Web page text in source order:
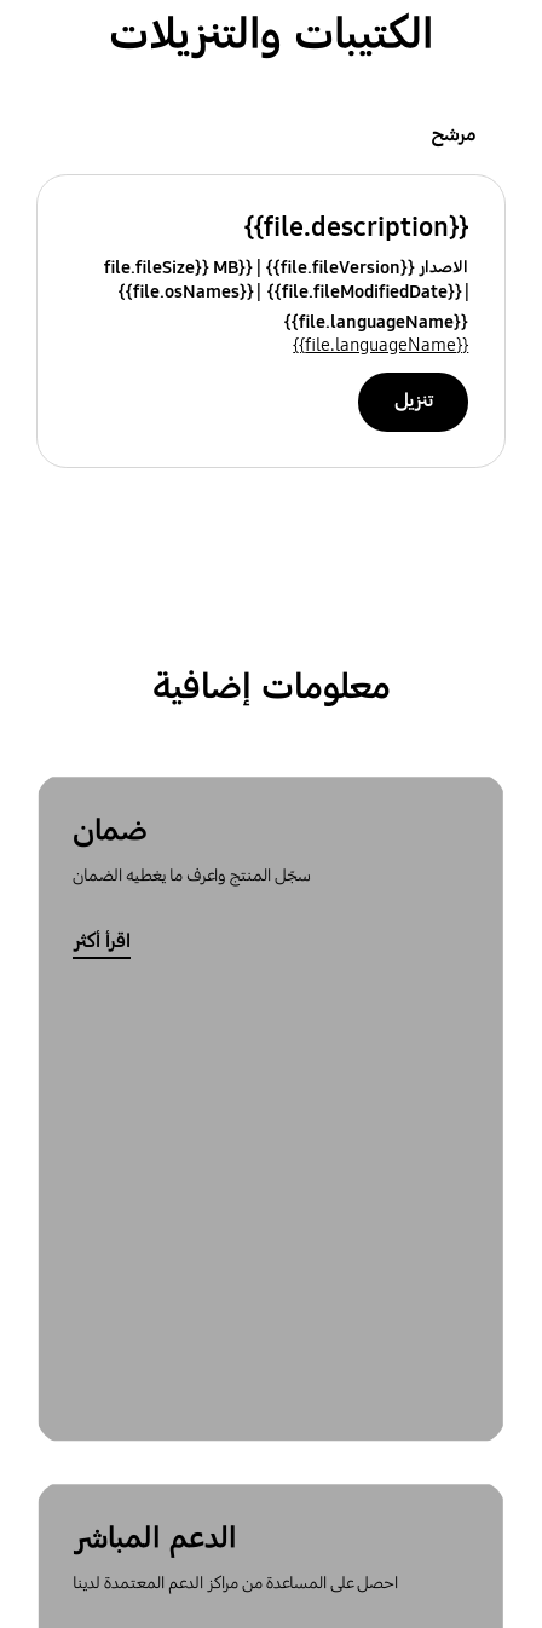
الكتيبات والتنزيلات
مرشح
{{file.description}}
الاصدار {{file.fileVersion}}
{{file.fileSize}} MB
{{file.fileModifiedDate}}
{{file.osNames}}
{{file.languageName}}
{{file.languageName}}
تنزيل
معلومات إضافية
ضمان
سجّل المنتج واعرف ما يغطيه الضمان
اقرأ أكثر
الدعم المباشر
احصل على المساعدة من مراكز الدعم المعتمدة لدينا